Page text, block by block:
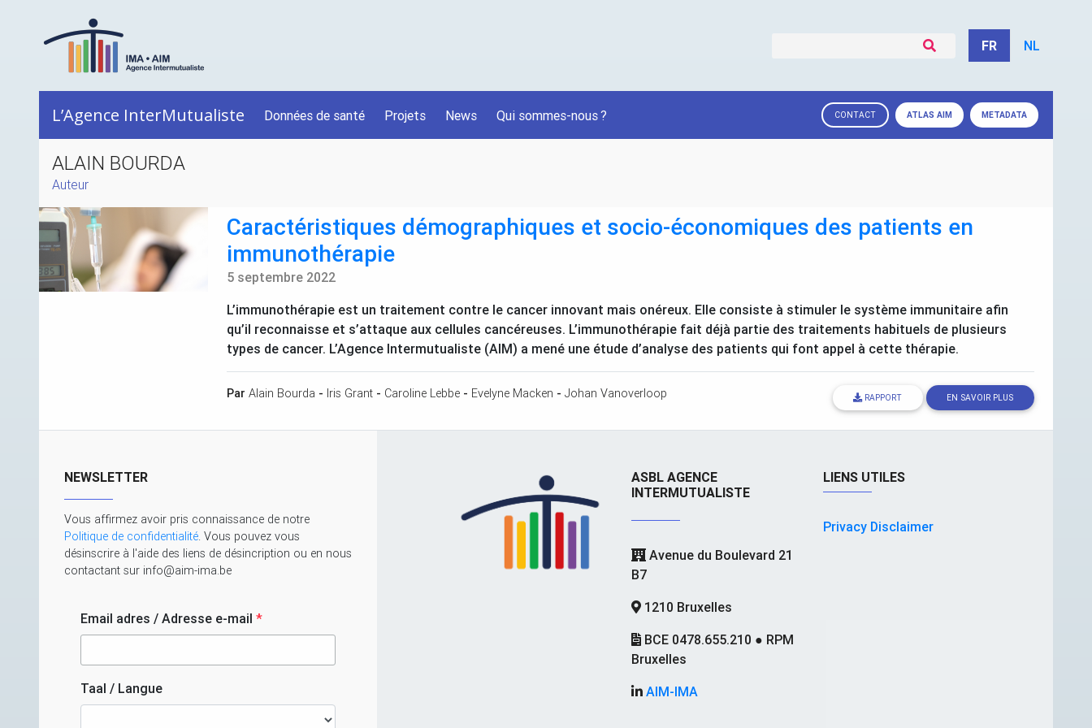
FR NL
L’Agence InterMutualiste Données de santé Projets News Qui sommes-nous? CONTACT ATLAS AIM METADATA
ALAIN BOURDA
Auteur
Caractéristiques démographiques et socio-économiques des patients en
immunothérapie
5 septembre 2022
L’immunothérapie est un traitement contre le cancer innovant mais onéreux. Elle consiste à stimuler le système immunitaire afin
qu’il reconnaisse et s’attaque aux cellules cancéreuses. L’immunothérapie fait déjà partie des traitements habituels de plusieurs
types de cancer. L’Agence Intermutualiste (AIM) a mené une étude d’analyse des patients qui font appel à cette thérapie.
Par Alain Bourda - Iris Grant - Caroline Lebbe - Evelyne Macken - Johan Vanoverloop RAPPORT EN SAVOIR PLUS
NEWSLETTER
Vous affirmez avoir pris connaissance de notre
Politique de confidentialité. Vous pouvez vous
désinscrire à l'aide des liens de désincription ou en nous
contactant sur info@aim-ima.be
Email adres / Adresse e-mail *
Taal / Langue
ASBL AGENCE
INTERMUTUALISTE
Avenue du Boulevard 21
B7
1210 Bruxelles
BCE 0478.655.210 ● RPM
Bruxelles
AIM-IMA
LIENS UTILES
Privacy Disclaimer